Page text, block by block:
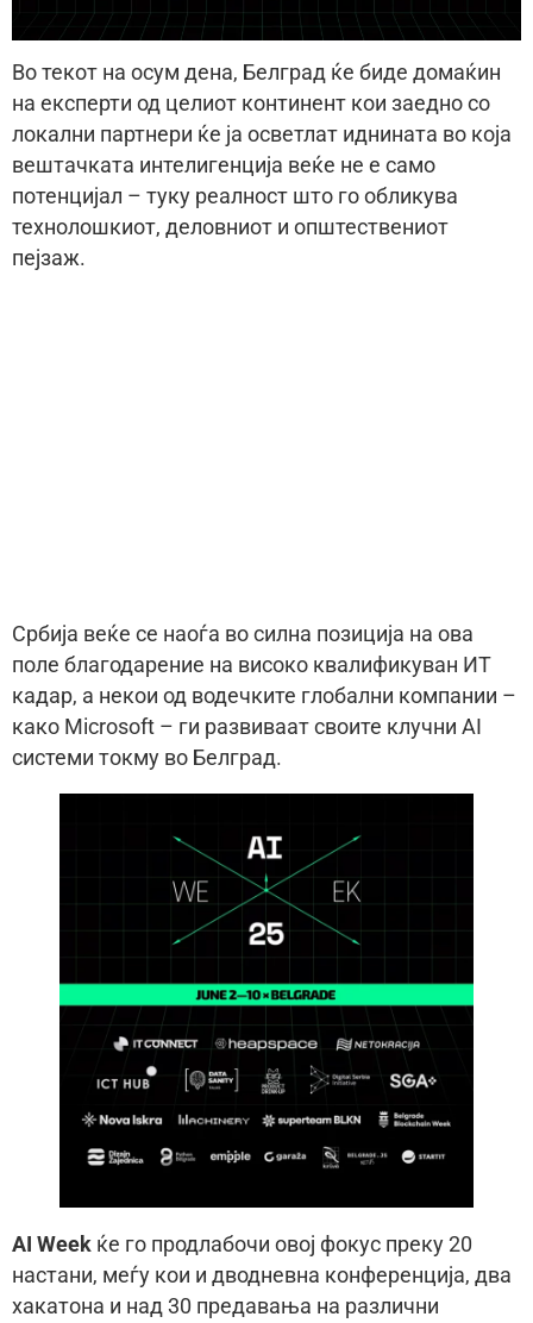
Во текот на осум дена, Белград ќе биде домаќин
на експерти од целиот континент кои заедно со
локални партнери ќе ја осветлат иднината во која
вештачката интелигенција веќе не е само
потенцијал – туку реалност што го обликува
технолошкиот, деловниот и општествениот
пејзаж.
Србија веќе се наоѓа во силна позиција на ова
поле благодарение на високо квалификуван ИТ
кадар, а некои од водечките глобални компании –
како Microsoft – ги развиваат своите клучни AI
системи токму во Белград.
AI Week ќе го продлабочи овој фокус преку 20
настани, меѓу кои и дводневна конференција, два
хакатона и над 30 предавања на различни